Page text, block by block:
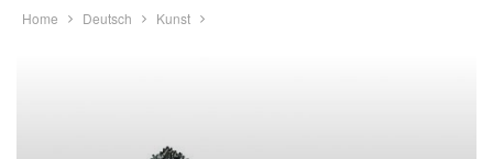
Home Deutsch Kunst